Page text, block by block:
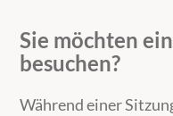
Sie möchten
besuchen?
Während einer